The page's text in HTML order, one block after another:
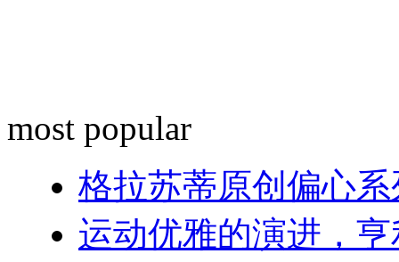
most popular
格拉苏蒂原创偏心
运动优雅的演进，